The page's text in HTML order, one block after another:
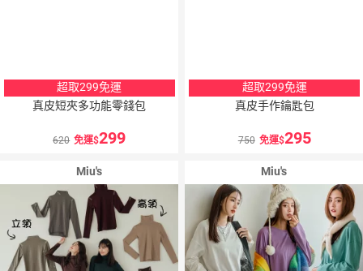
超取299免運
真皮短夾多功能零錢包
620 免運 299
超取299免運
真皮手作鑰匙包
750 免運 295
Miu's Miu's